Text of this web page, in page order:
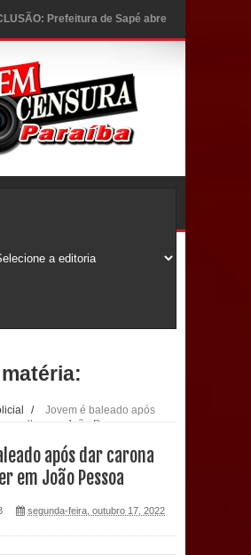
Prefeitura de Sapé abre
veja documentação
a saúde bucal em Marí
da Paraíba faz reunião
/
Jovem é baleado após
mulher em João Pessoa
após dar carona
em João Pessoa
segunda-feira, outubro 17, 2022